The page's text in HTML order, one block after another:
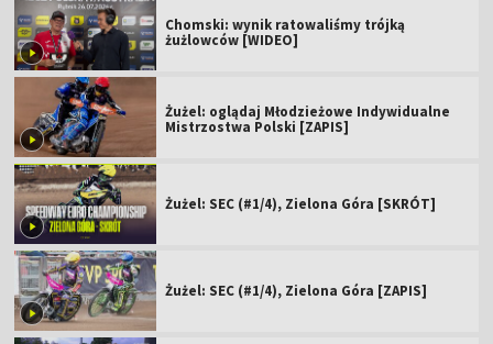
Chomski: wynik ratowaliśmy trójką
żużlowców [WIDEO]
Żużel: oglądaj Młodzieżowe Indywidualne
Mistrzostwa Polski [ZAPIS]
Żużel: SEC (#1/4), Zielona Góra [SKRÓT]
Żużel: SEC (#1/4), Zielona Góra [ZAPIS]